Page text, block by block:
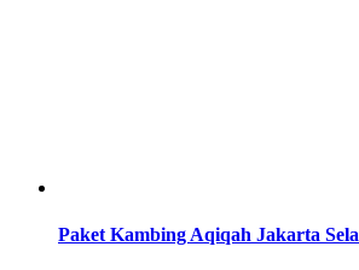
Paket Kambing Aqiqah Jakarta